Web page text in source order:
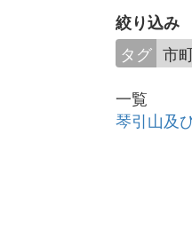
絞り込み
タグ 市
一覧
琴引山及